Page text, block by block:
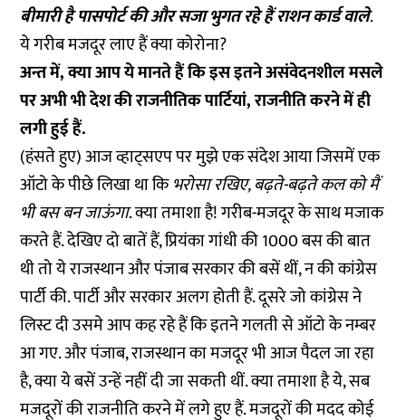
बीमारी है पासपोर्ट की और सजा भुगत रहे हैं राशन कार्ड वाले.
ये गरीब मजदूर लाए हैं क्या कोरोना?
अन्त में, क्या आप ये मानते हैं कि इस इतने असंवेदनशील मसले
पर अभी भी देश की राजनीतिक पार्टियां, राजनीति करने में ही
लगी हुई हैं.
(हंसते हुए)आज व्हाट्सएप पर मुझे एक संदेश आया जिसमें एक
ऑटो के पीछे लिखा था किभरोसा रखिए, बढ़ते-बढ़ते कल को मैं
भी बस बन जाऊंगा. क्या तमाशा है! गरीब-मजदूर के साथ मजाक
करते हैं. देखिए दो बातें हैं, प्रियंका गांधी की 1000 बस की बात
थी तो ये राजस्थान और पंजाब सरकार की बसें थीं, न की कांग्रेस
पार्टी की. पार्टी और सरकार अलग होती हैं. दूसरे जो कांग्रेस ने
लिस्ट दी उसमे आप कह रहे हैं कि इतने गलती से ऑटो के नम्बर
आ गए. और पंजाब, राजस्थान का मजदूर भी आज पैदल जा रहा
है, क्या ये बसें उन्हें नहीं दी जा सकती थीं. क्या तमाशा है ये, सब
मजदूरों की राजनीति करने में लगे हुए हैं. मजदूरों की मदद कोई